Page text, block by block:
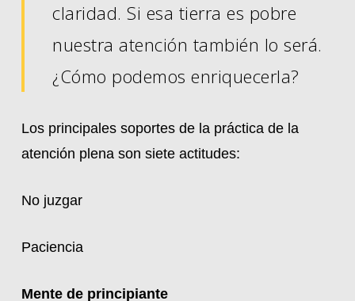
claridad. Si esa tierra es pobre
nuestra atención también lo será.
¿Cómo podemos enriquecerla?
Los principales soportes de la práctica de la
atención plena son siete actitudes:
No juzgar
Paciencia
Mente de principiante